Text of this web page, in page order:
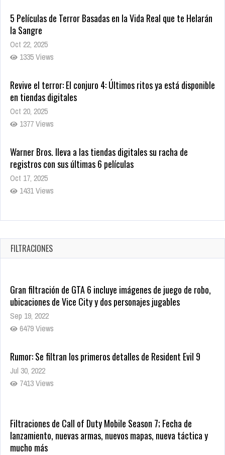
5 Películas de Terror Basadas en la Vida Real que te Helarán
la Sangre
Oct 22, 2025
1335 Views
Revive el terror: El conjuro 4: Últimos ritos ya está disponible
en tiendas digitales
Oct 20, 2025
1377 Views
Warner Bros. lleva a las tiendas digitales su racha de
registros con sus últimas 6 películas
Oct 17, 2025
1431 Views
CRUNCHYROLL ANUNCIA FECHA DE ESTRENO EN CINES DE
Oct 7, 2025
1755 Views
FILTRACIONES
Gran filtración de GTA 6 incluye imágenes de juego de robo,
ubicaciones de Vice City y dos personajes jugables
Sep 19, 2022
6479 Views
Rumor: Se filtran los primeros detalles de Resident Evil 9
Jul 30, 2022
7413 Views
Filtraciones de Call of Duty Mobile Season 7; Fecha de
lanzamiento, nuevas armas, nuevos mapas, nueva táctica y
mucho más